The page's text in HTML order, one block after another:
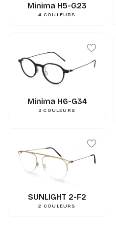
40 mm
mm
19 mm
Poids 0.000000 g
3662745123733
Minima H5-G23
4 COULEURS
Minima H6-G34
3 COULEURS
SUNLIGHT 2-F2
2 COULEURS